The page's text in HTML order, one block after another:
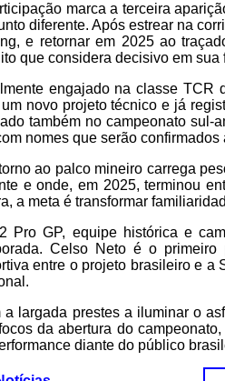
marca a terceira
diferente. Após estrear na
e retornar em 2025 ao
que considera decisivo em
engajado na classe TCR
novo projeto técnico e já
também no campeonato sul-
nomes que serão
ao palco mineiro carrega
e onde, em 2025, terminou
a meta é transformar
Pro GP, equipe histórica e
Celso Neto é o primeiro
entre o projeto brasileiro e a
a largada prestes a iluminar o
da abertura do
diante do público